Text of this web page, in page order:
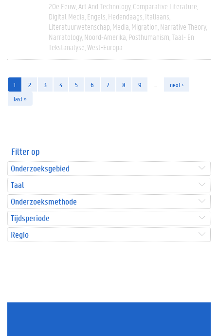
20e Eeuw Art And Technology Comparative Literature
Digital Media Engels Hedendaags Italiaans
Literatuurwetenschap Media Migration Narrative Theory
Narratology Noord-Amerika Posthumanism Taal- En
Tekstanalyse West-Europa
1 2 3 4 5 6 7 8 9
next ›
last »
Filter op
Onderzoeksgebied
Taal
Onderzoeksmethode
Tijdsperiode
Regio